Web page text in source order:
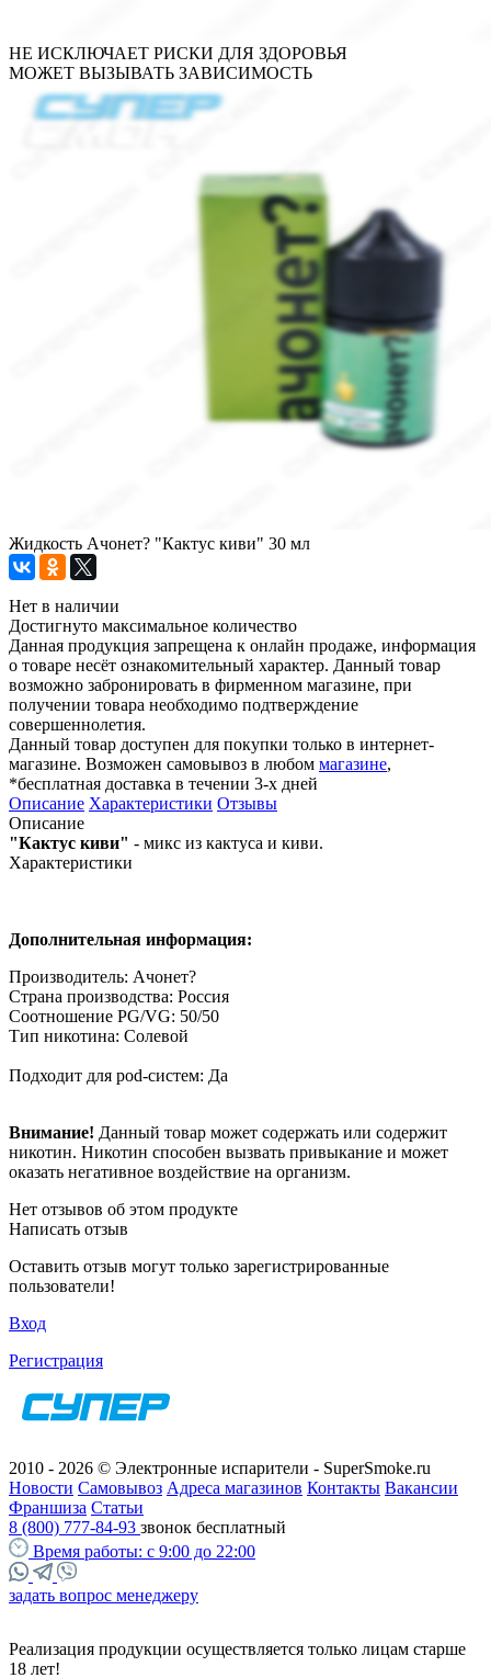
НЕ ИСКЛЮЧАЕТ РИСКИ ДЛЯ ЗДОРОВЬЯ
МОЖЕТ ВЫЗЫВАТЬ ЗАВИСИМОСТЬ
Жидкость Ачонет? "Кактус киви" 30 мл
Нет в наличии
Достигнуто максимальное количество
Данная продукция запрещена к онлайн продаже, информация
о товаре несёт ознакомительный характер. Данный товар
возможно забронировать в фирменном магазине, при
получении товара необходимо подтверждение
совершеннолетия.
Данный товар доступен для покупки только в интернет-
магазине. Возможен самовывоз в любом магазине,
*бесплатная доставка в течении 3-х дней
Описание Характеристики Отзывы
Описание
"Кактус киви" - микс из кактуса и киви.
Характеристики
Дополнительная информация:
Производитель: Ачонет?
Страна производства: Россия
Соотношение PG/VG: 50/50
Тип никотина: Солевой
Подходит для pod-систем: Да
Внимание! Данный товар может содержать или содержит
никотин. Никотин способен вызвать привыкание и может
оказать негативное воздействие на организм.
Нет отзывов об этом продукте
Написать отзыв
Оставить отзыв могут только зарегистрированные
пользователи!
Вход
Регистрация
2010 - 2026 © Электронные испарители - SuperSmoke.ru
Новости Самовывоз Адреса магазинов Контакты Вакансии
Франшиза Статьи
8 (800) 777-84-93 звонок бесплатный
Время работы: с 9:00 до 22:00
задать вопрос менеджеру
Реализация продукции осуществляется только лицам старше
18 лет!